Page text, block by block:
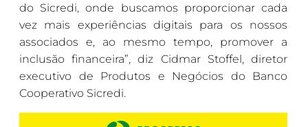
do Sicredi, onde buscamos proporcionar cada
vez mais experiências digitais para os nossos
associados e, ao mesmo tempo, promover a
inclusão financeira”, diz Cidmar Stoffel, diretor
executivo de Produtos e Negócios do Banco
Cooperativo Sicredi.